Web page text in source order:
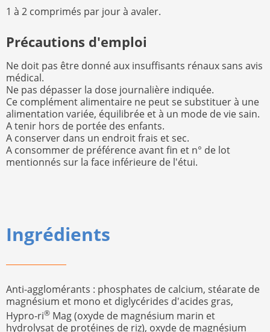
1 à 2 comprimés par jour à avaler.
Précautions d'emploi
Ne doit pas être donné aux insuffisants rénaux sans avis
médical.
Ne pas dépasser la dose journalière indiquée.
Ce complément alimentaire ne peut se substituer à une
alimentation variée, équilibrée et à un mode de vie sain.
A tenir hors de portée des enfants.
A conserver dans un endroit frais et sec.
A consommer de préférence avant fin et n° de lot
mentionnés sur la face inférieure de l'étui.
Ingrédients
Anti-agglomérants : phosphates de calcium, stéarate de
magnésium et mono et diglycérides d'acides gras,
Hypro-ri® Mag (oxyde de magnésium marin et
hydrolysat de protéines de riz), oxyde de magnésium